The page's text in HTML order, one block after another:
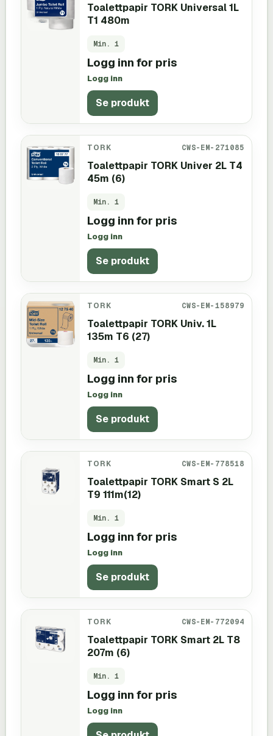
Toalettpapir TORK Universal 1L
T1 480m
Min. 1
Logg inn for pris
Logg inn
Se produkt
TORK CWS-EM-271085
Toalettpapir TORK Univer 2L T4
45m (6)
Min. 1
Logg inn for pris
Logg inn
Se produkt
TORK CWS-EM-158979
Toalettpapir TORK Univ. 1L
135m T6 (27)
Min. 1
Logg inn for pris
Logg inn
Se produkt
TORK CWS-EM-778518
Toalettpapir TORK Smart S 2L
T9 111m(12)
Min. 1
Logg inn for pris
Logg inn
Se produkt
TORK CWS-EM-772094
Toalettpapir TORK Smart 2L T8
207m (6)
Min. 1
Logg inn for pris
Logg inn